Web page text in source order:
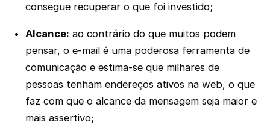
consegue recuperar o que foi investido;
Alcance: ao contrário do que muitos podem
pensar, o e-mail é uma poderosa ferramenta de
comunicação e estima-se que milhares de
pessoas tenham endereços ativos na web, o que
faz com que o alcance da mensagem seja maior e
mais assertivo;